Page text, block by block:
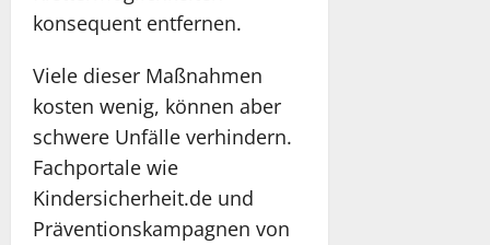
konsequent entfernen.
Viele dieser Maßnahmen
kosten wenig, können aber
schwere Unfälle verhindern.
Fachportale wie
Kindersicherheit.de und
Präventionskampagnen von